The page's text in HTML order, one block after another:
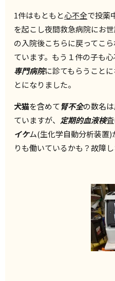
1件はもともと心不全で投薬
を起こし夜間救急病院にお
の入院後こちらに戻ってこ
ています。もう１件の子も
専門病院に診てもらうこと
とになりました。
犬猫を含めて腎不全の数名
ていますが、 定期的血液検
イケム(生化学自動分析装置)
りも働いているかも？故障し